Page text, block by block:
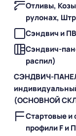
Отливы,
рулонах,
Сэндвич и
Сэндвич-
распил)
СЭНДВИЧ-
(ОСНОВНОЙ
Стартовые
профили F и П